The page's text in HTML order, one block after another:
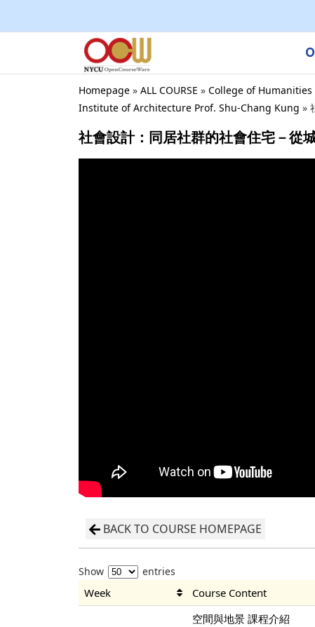
Homepage » ALL COURSE » College of Humanities
Institute of Architecture Prof. Shu-Chang Kung »
社會設計：同居社群的社會住宅－從
BACK TO COURSE HOMEPAGE
Show entries
Week Course Content
空間與地景 課程介紹